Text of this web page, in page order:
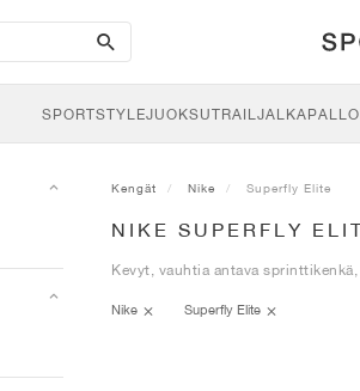
search-
btn
SPORTSTYLEJUOKSUTRAILJALKAPALLO
Kengät Nike Superfly Elite
NIKE SUPERFLY
Kevyt, vauhtia antava
Nike Superfly Elite